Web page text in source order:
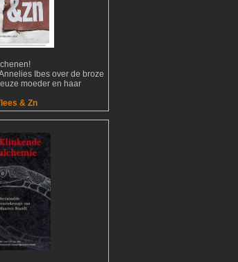
Ibes over de broze
moeder en haar
& Zn